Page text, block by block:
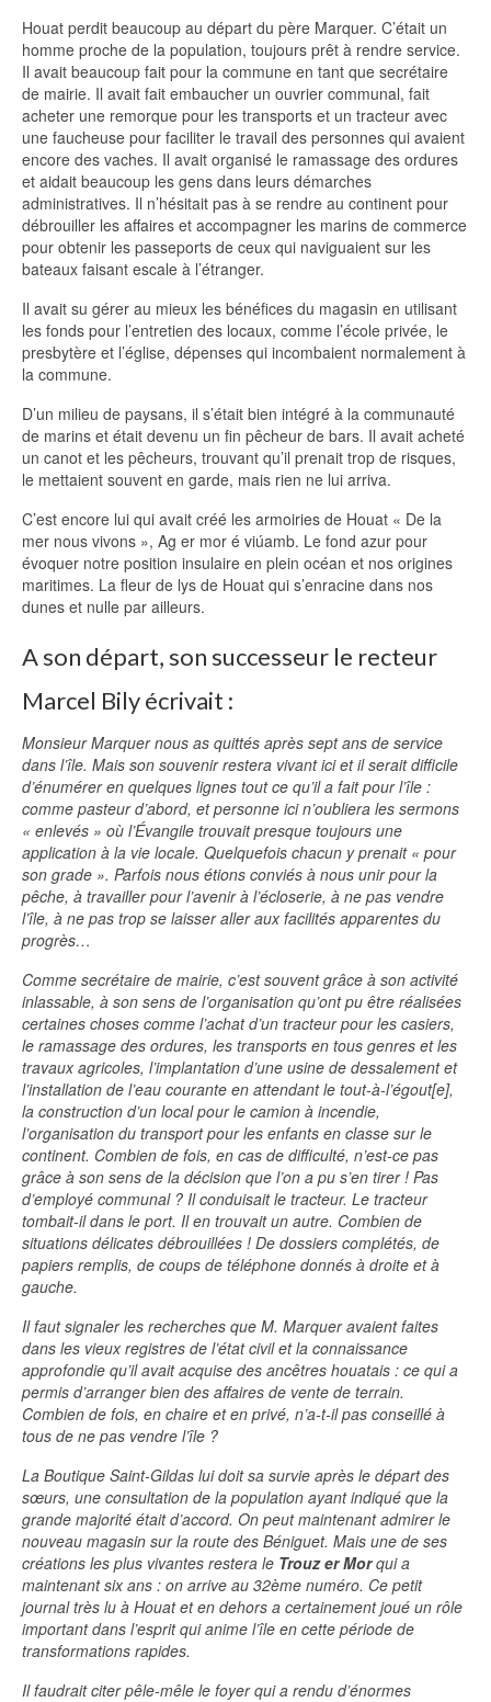
Houat perdit beaucoup au départ du père Marquer. C’était un
homme proche de la population, toujours prêt à rendre service.
Il avait beaucoup fait pour la commune en tant que secrétaire
de mairie. Il avait fait embaucher un ouvrier communal, fait
acheter une remorque pour les transports et un tracteur avec
une faucheuse pour faciliter le travail des personnes qui avaient
encore des vaches. Il avait organisé le ramassage des ordures
et aidait beaucoup les gens dans leurs démarches
administratives. Il n’hésitait pas à se rendre au continent pour
débrouiller les affaires et accompagner les marins de commerce
pour obtenir les passeports de ceux qui naviguaient sur les
bateaux faisant escale à l’étranger.
Il avait su gérer au mieux les bénéfices du magasin en utilisant
les fonds pour l’entretien des locaux, comme l’école privée, le
presbytère et l’église, dépenses qui incombaient normalement à
la commune.
D’un milieu de paysans, il s’était bien intégré à la communauté
de marins et était devenu un fin pêcheur de bars. Il avait acheté
un canot et les pêcheurs, trouvant qu’il prenait trop de risques,
le mettaient souvent en garde, mais rien ne lui arriva.
C’est encore lui qui avait créé les armoiries de Houat « De la
mer nous vivons », Ag er mor é viúamb. Le fond azur pour
évoquer notre position insulaire en plein océan et nos origines
maritimes. La fleur de lys de Houat qui s’enracine dans nos
dunes et nulle par ailleurs.
A son départ, son successeur le recteur
Marcel Bily écrivait :
Monsieur Marquer nous as quittés après sept ans de service
dans l’île. Mais son souvenir restera vivant ici et il serait difficile
d’énumérer en quelques lignes tout ce qu’il a fait pour l’île :
comme pasteur d’abord, et personne ici n’oubliera les sermons
« enlevés » où l’Évangile trouvait presque toujours une
application à la vie locale. Quelquefois chacun y prenait « pour
son grade ». Parfois nous étions conviés à nous unir pour la
pêche, à travailler pour l’avenir à l’écloserie, à ne pas vendre
l’île, à ne pas trop se laisser aller aux facilités apparentes du
progrès…
Comme secrétaire de mairie, c’est souvent grâce à son activité
inlassable, à son sens de l’organisation qu’ont pu être réalisées
certaines choses comme l’achat d’un tracteur pour les casiers,
le ramassage des ordures, les transports en tous genres et les
travaux agricoles, l’implantation d’une usine de dessalement et
l’installation de l’eau courante en attendant le tout-à-l’égout[e],
la construction d’un local pour le camion à incendie,
l’organisation du transport pour les enfants en classe sur le
continent. Combien de fois, en cas de difficulté, n’est-ce pas
grâce à son sens de la décision que l’on a pu s’en tirer ! Pas
d’employé communal ? Il conduisait le tracteur. Le tracteur
tombait-il dans le port. Il en trouvait un autre. Combien de
situations délicates débrouillées ! De dossiers complétés, de
papiers remplis, de coups de téléphone donnés à droite et à
gauche.
Il faut signaler les recherches que M. Marquer avaient faites
dans les vieux registres de l’état civil et la connaissance
approfondie qu’il avait acquise des ancêtres houatais : ce qui a
permis d’arranger bien des affaires de vente de terrain.
Combien de fois, en chaire et en privé, n’a-t-il pas conseillé à
tous de ne pas vendre l’île ?
La Boutique Saint-Gildas lui doit sa survie après le départ des
sœurs, une consultation de la population ayant indiqué que la
grande majorité était d’accord. On peut maintenant admirer le
nouveau magasin sur la route des Béniguet. Mais une de ses
créations les plus vivantes restera le Trouz er Morqui a
maintenant six ans : on arrive au 32ème numéro. Ce petit
journal très lu à Houat et en dehors a certainement joué un rôle
important dans l’esprit qui anime l’île en cette période de
transformations rapides.
Il faudrait citer pêle-mêle le foyer qui a rendu d’énormes